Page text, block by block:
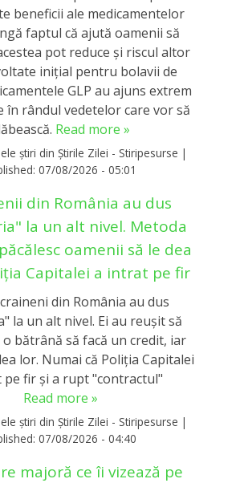
beneficii ale medicamentelor
faptul că ajută oamenii să
pot reduce și riscul altor
inițial pentru bolavii de
GLP au ajuns extrem
în rândul vedetelor care vor să
Read more »
știri din Știrile Zilei - Stiripesurse |
07/08/2026 - 05:01
din România au dus
la un alt nivel. Metoda
oamenii să le dea
Capitalei a intrat pe fir
din România au dus
la un alt nivel. Ei au reușit să
o bătrână să facă un credit, iar
lor. Numai că Poliția Capitalei
fir și a rupt "contractul"
Read more »
știri din Știrile Zilei - Stiripesurse |
07/08/2026 - 04:40
majoră ce îi vizează pe